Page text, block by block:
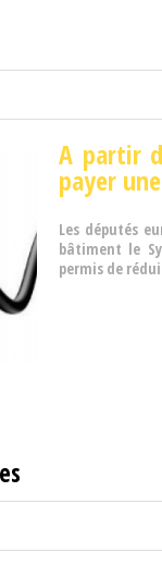
A partir
payer
Les députés
bâtiment le
permis de